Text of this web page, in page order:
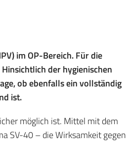
im OP-Bereich. Für die
der hygienischen
ob ebenfalls ein vollständig
ist.
möglich ist. Mittel mit dem
SV-40 – die Wirksamkeit gegen